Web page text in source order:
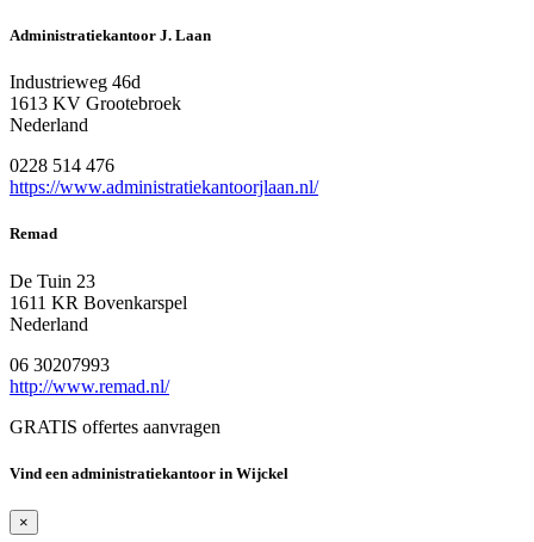
Administratiekantoor J. Laan
Industrieweg 46d
1613 KV Grootebroek
Nederland
0228 514 476
https://www.administratiekantoorjlaan.nl/
Remad
De Tuin 23
1611 KR Bovenkarspel
Nederland
06 30207993
http://www.remad.nl/
GRATIS offertes aanvragen
Vind een administratiekantoor in Wijckel
×